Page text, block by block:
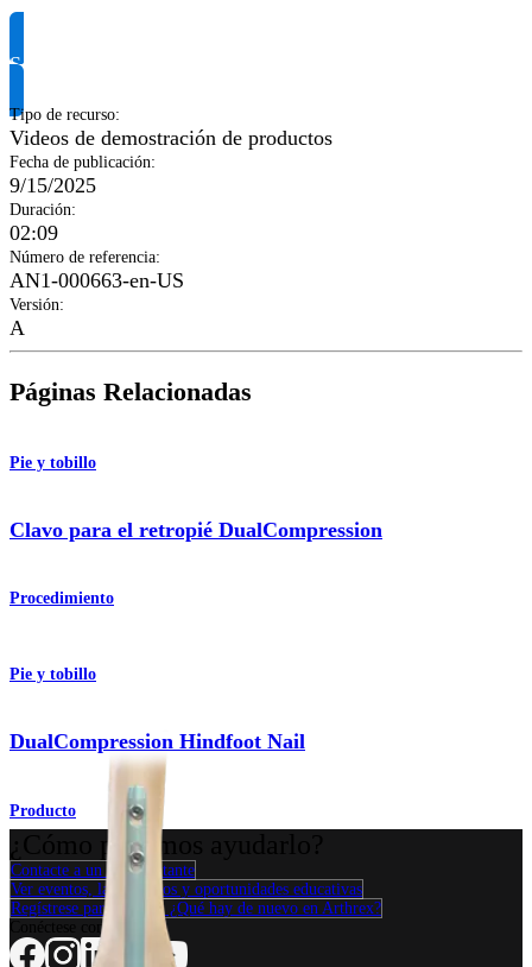
Solicitar información del producto
Tipo de recurso:
Videos de demostración de productos
Fecha de publicación:
9/15/2025
Duración:
02:09
Número de referencia:
AN1-000663-en-US
Versión:
A
Páginas Relacionadas
Pie y tobillo
Clavo para el retropié DualCompression
Procedimiento
Pie y tobillo
DualCompression Hindfoot Nail
Producto
¿Cómo podemos ayudarlo?
Contacte a un representante
Ver eventos, laboratorios y oportunidades educativas
Regístrese para recibir: ¿Qué hay de nuevo en Arthrex?
Conéctese con nosotros